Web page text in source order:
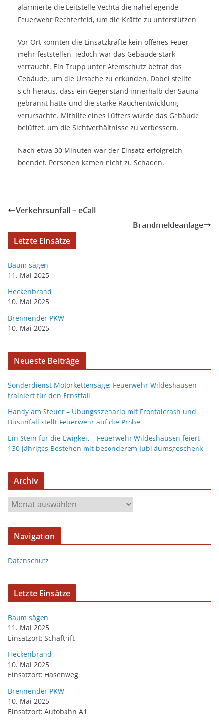
alarmierte die Leitstelle Vechta die naheliegende
Feuerwehr Rechterfeld, um die Kräfte zu unterstützen.
Vor Ort konnten die Einsatzkräfte kein offenes Feuer
mehr feststellen, jedoch war das Gebäude stark
verraucht. Ein Trupp unter Atemschutz betrat das
Gebäude, um die Ursache zu erkunden. Dabei stellte
sich heraus, dass ein Gegenstand innerhalb der Sauna
gebrannt hatte und die starke Rauchentwicklung
verursachte. Mithilfe eines Lüfters wurde das Gebäude
belüftet, um die Sichtverhältnisse zu verbessern.
Nach etwa 30 Minuten war der Einsatz erfolgreich
beendet. Personen kamen nicht zu Schaden.
Verkehrsunfall – eCall
Brandmeldeanlage
Letzte Einsätze
Baum sägen
11. Mai 2025
Heckenbrand
10. Mai 2025
Brennender PKW
10. Mai 2025
Neueste Beiträge
Sonderdienst Motorkettensäge: Feuerwehr Wildeshausen
trainiert für den Ernstfall
Handy am Steuer – Übungsszenario mit Frontalcrash und
Busunfall stellt Feuerwehr auf die Probe
Ein Stein für die Ewigkeit – Feuerwehr Wildeshausen feiert
130-jähriges Bestehen mit besonderem Jubiläumsgeschenk
Archiv
Navigation
Datenschutz
Letzte Einsätze
Baum sägen
11. Mai 2025
Einsatzort: Schaftrift
Heckenbrand
10. Mai 2025
Einsatzort: Hasenweg
Brennender PKW
10. Mai 2025
Einsatzort: Autobahn A1